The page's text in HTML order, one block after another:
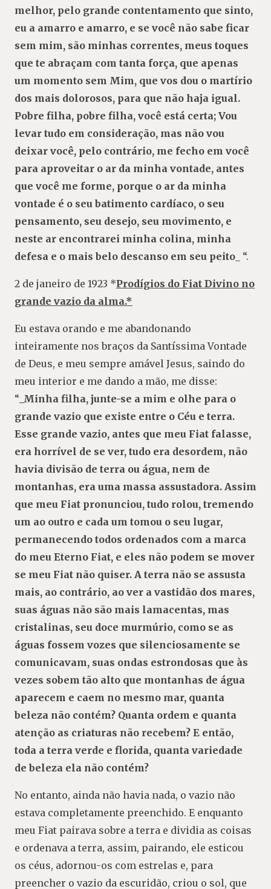
melhor, pelo grande contentamento que sinto,
eu a amarro e amarro, e se você não sabe ficar
sem mim, são minhas correntes, meus toques
que te abraçam com tanta força, que apenas
um momento sem Mim, que vos dou o martírio
dos mais dolorosos, para que não haja igual.
Pobre filha, pobre filha, você está certa; Vou
levar tudo em consideração, mas não vou
deixar você, pelo contrário, me fecho em você
para aproveitar o ar da minha vontade, antes
que você me forme, porque o ar da minha
vontade é o seu batimento cardíaco, o seu
pensamento, seu desejo, seu movimento, e
neste ar encontrarei minha colina, minha
defesa e o mais belo descanso em seu peito _ “.
2 de janeiro de 1923 *Prodígios do Fiat Divino no
grande vazio da alma.*
Eu estava orando e me abandonando
inteiramente nos braços da Santíssima Vontade
de Deus, e meu sempre amável Jesus, saindo do
meu interior e me dando a mão, me disse:
“ _Minha filha, junte-se a mim e olhe para o
grande vazio que existe entre o Céu e terra.
Esse grande vazio, antes que meu Fiat falasse,
era horrível de se ver, tudo era desordem, não
havia divisão de terra ou água, nem de
montanhas, era uma massa assustadora. Assim
que meu Fiat pronunciou, tudo rolou, tremendo
um ao outro e cada um tomou o seu lugar,
permanecendo todos ordenados com a marca
do meu Eterno Fiat, e eles não podem se mover
se meu Fiat não quiser. A terra não se assusta
mais, ao contrário, ao ver a vastidão dos mares,
suas águas não são mais lamacentas, mas
cristalinas, seu doce murmúrio, como se as
águas fossem vozes que silenciosamente se
comunicavam, suas ondas estrondosas que às
vezes sobem tão alto que montanhas de água
aparecem e caem no mesmo mar, quanta
beleza não contém? Quanta ordem e quanta
atenção as criaturas não recebem? E então,
toda a terra verde e florida, quanta variedade
de beleza ela não contém?
No entanto, ainda não havia nada, o vazio não
estava completamente preenchido. E enquanto
meu Fiat pairava sobre a terra e dividia as coisas
e ordenava a terra, assim, pairando, ele esticou
os céus, adornou-os com estrelas e, para
preencher o vazio da escuridão, criou o sol, que